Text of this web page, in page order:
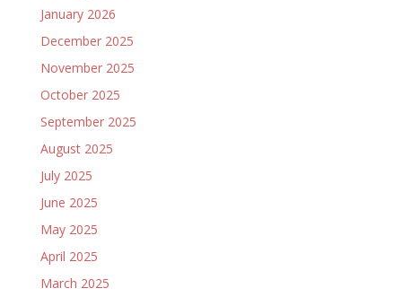
January 2026
December 2025
November 2025
October 2025
September 2025
August 2025
July 2025
June 2025
May 2025
April 2025
March 2025